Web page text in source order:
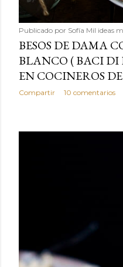
Publicado por Sofía Mil ideas
BESOS DE DAMA
BLANCO ( BACI DI
EN COCINEROS
Compartir 10 comentarios